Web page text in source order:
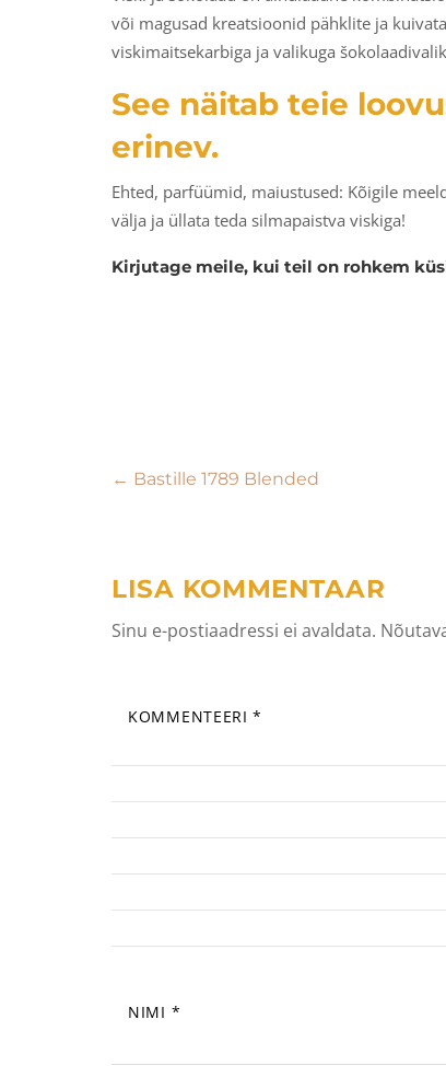
või magusad kreatsioonid pähklite ja
viskimaitsekarbiga ja valikuga
See näitab teie
erinev.
Ehted, parfüümid, maiustused: Kõigile
välja ja üllata teda silmapaistva viskiga!
Kirjutage meile, kui teil on rohkem
Navigeerimine
← Bastille 1789 Blended
LISA KOMMENTAAR
Sinu e-postiaadressi ei avaldata.
KOMMENTEERI*
NIMI *